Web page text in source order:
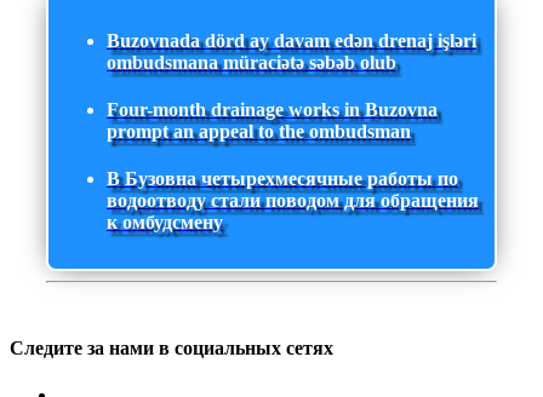
Buzovnada dörd ay davam edən drenaj işləri
ombudsmana müraciətə səbəb olub
Four-month drainage works in Buzovna
prompt an appeal to the ombudsman
В Бузовна четырехмесячные работы по
водоотводу стали поводом для обращения
к омбудсмену
Следите за нами в социальных сетях